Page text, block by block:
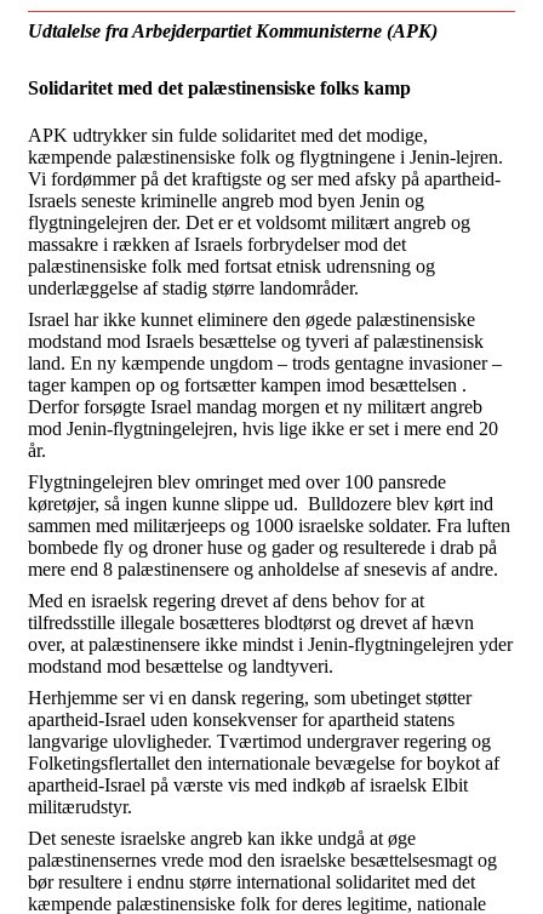
Udtalelse fra Arbejderpartiet Kommunisterne (APK)
Solidaritet med det palæstinensiske folks kamp
APK udtrykker sin fulde solidaritet med det modige,
kæmpende palæstinensiske folk og flygtningene i Jenin-lejren.
Vi fordømmer på det kraftigste og ser med afsky på apartheid-
Israels seneste kriminelle angreb mod byen Jenin og
flygtningelejren der. Det er et voldsomt militært angreb og
massakre i rækken af Israels forbrydelser mod det
palæstinensiske folk med fortsat etnisk udrensning og
underlæggelse af stadig større landområder.
Israel har ikke kunnet eliminere den øgede palæstinensiske
modstand mod Israels besættelse og tyveri af palæstinensisk
land. En ny kæmpende ungdom – trods gentagne invasioner –
tager kampen op og fortsætter kampen imod besættelsen .
Derfor forsøgte Israel mandag morgen et ny militært angreb
mod Jenin-flygtningelejren, hvis lige ikke er set i mere end 20
år.
Flygtningelejren blev omringet med over 100 pansrede
køretøjer, så ingen kunne slippe ud. Bulldozere blev kørt ind
sammen med militærjeeps og 1000 israelske soldater. Fra luften
bombede fly og droner huse og gader og resulterede i drab på
mere end 8 palæstinensere og anholdelse af snesevis af andre.
Med en israelsk regering drevet af dens behov for at
tilfredsstille illegale bosætteres blodtørst og drevet af hævn
over, at palæstinensere ikke mindst i Jenin-flygtningelejren yder
modstand mod besættelse og landtyveri.
Herhjemme ser vi en dansk regering, som ubetinget støtter
apartheid-Israel uden konsekvenser for apartheid statens
langvarige ulovligheder. Tværtimod undergraver regering og
Folketingsflertallet den internationale bevægelse for boykot af
apartheid-Israel på værste vis med indkøb af israelsk Elbit
militærudstyr.
Det seneste israelske angreb kan ikke undgå at øge
palæstinensernes vrede mod den israelske besættelsesmagt og
bør resultere i endnu større international solidaritet med det
kæmpende palæstinensiske folk for deres legitime, nationale